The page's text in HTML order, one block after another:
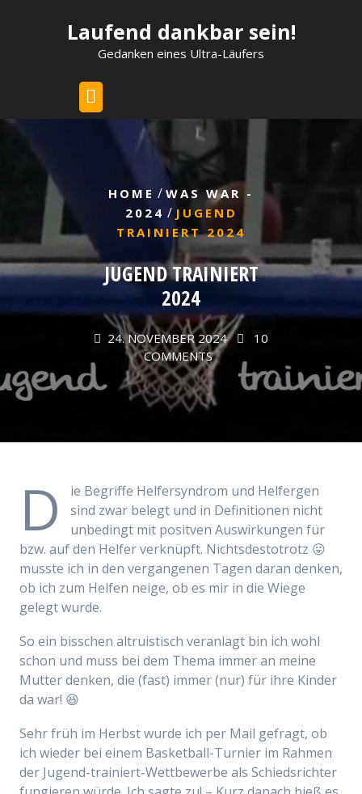
Laufend dankbar sein!
Gedanken eines Ultra-Läufers
HOME / WAS WAR -
2024 / JUGEND
TRAINIERT 2024
JUGEND TRAINIERT
2024
24. NOVEMBER 2024
10
COMMENTS
D
ie Begriffe Helfersyndrom und Helfergen
sind zwar belegt und in Definitionen nicht
unbedingt mit positven Auswirkungen für
bzw. auf den Helfer verknüpft. Nichtsdestotrotz 😛
musste ich in den vergangenen Tagen daran denken,
ob ich zum Helfen neige, ob es mir in die Wiege
gelegt wurde.
So ein bisschen altruistisch veranlagt bin ich wohl
schon und muss bei dem Thema immer an meine
Mutter denken, die (fast) immer (nur) für ihre Kinder
da war! 😆
Sehr früh im Herbst wurde ich per Mail gefragt, ob
ich wieder bei einem Basketball-Turnier im Rahmen
der Jugend-trainiert-Wettbewerbe als Schiedsrichter